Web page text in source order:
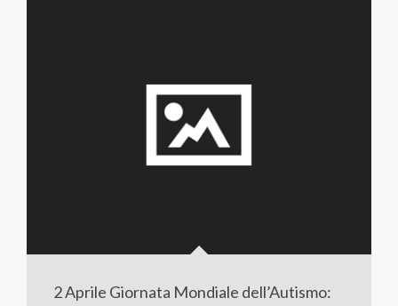
2 Aprile Giornata Mondiale dell’Autismo: